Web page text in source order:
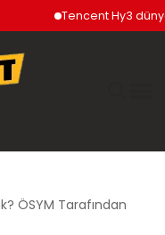
Tencent Hy3 dünya
ÖSYM Tarafından